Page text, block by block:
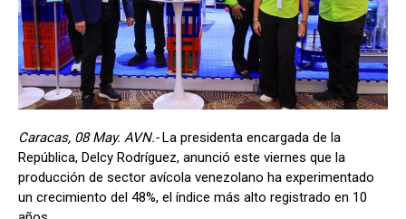
Caracas, 08 May. AVN.-La presidenta encargada de la
República, Delcy Rodríguez, anunció este viernes que la
producción de sector avícola venezolano ha experimentado
un crecimiento del 48%, el índice más alto registrado en 10